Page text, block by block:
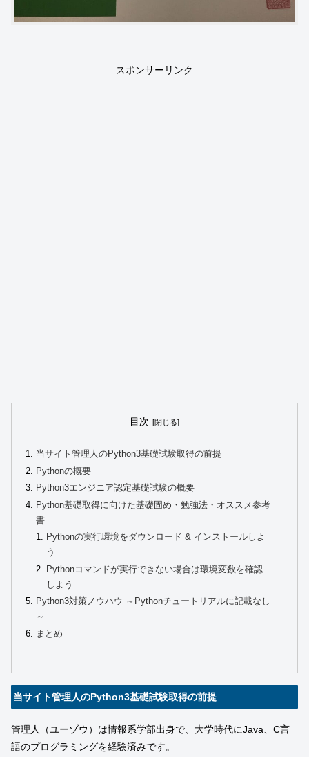
スポンサーリンク
目次
当サイト管理人のPython3基礎試験取得の前提
Pythonの概要
Python3エンジニア認定基礎試験の概要
Python基礎取得に向けた基礎固め・勉強法・オススメ参考
書
Pythonの実行環境をダウンロード & インストールしよ
う
Pythonコマンドが実行できない場合は環境変数を確認
しよう
Python3対策ノウハウ ～Pythonチュートリアルに記載なし
～
まとめ
当サイト管理人のPython3基礎試験取得の前提
管理人（ユーゾウ）は情報系学部出身で、大学時代にJava、C言
語のプログラミングを経験済みです。